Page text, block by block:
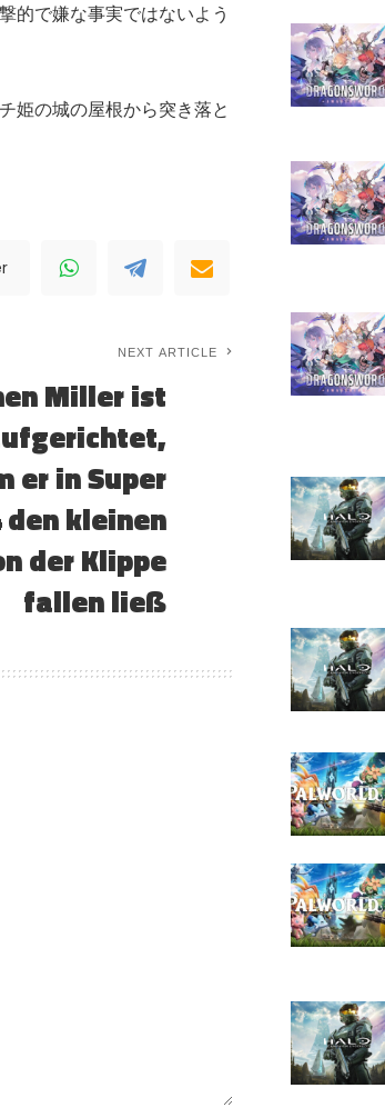
的で嫌な事実ではないよう
姫の城の屋根から突き落と
NEXT ARTICLE
Miller ist
er in Super
den kleinen
der Klippe
fallen ließ